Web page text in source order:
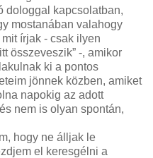
dologgal kapcsolatban,
mostanában valahogy
írjak - csak ilyen
összeveszik” -, amikor
ki a pontos
jönnek közben, amiket
napokig az adott
nem is olyan spontán,
hogy ne álljak le
el keresgélni a